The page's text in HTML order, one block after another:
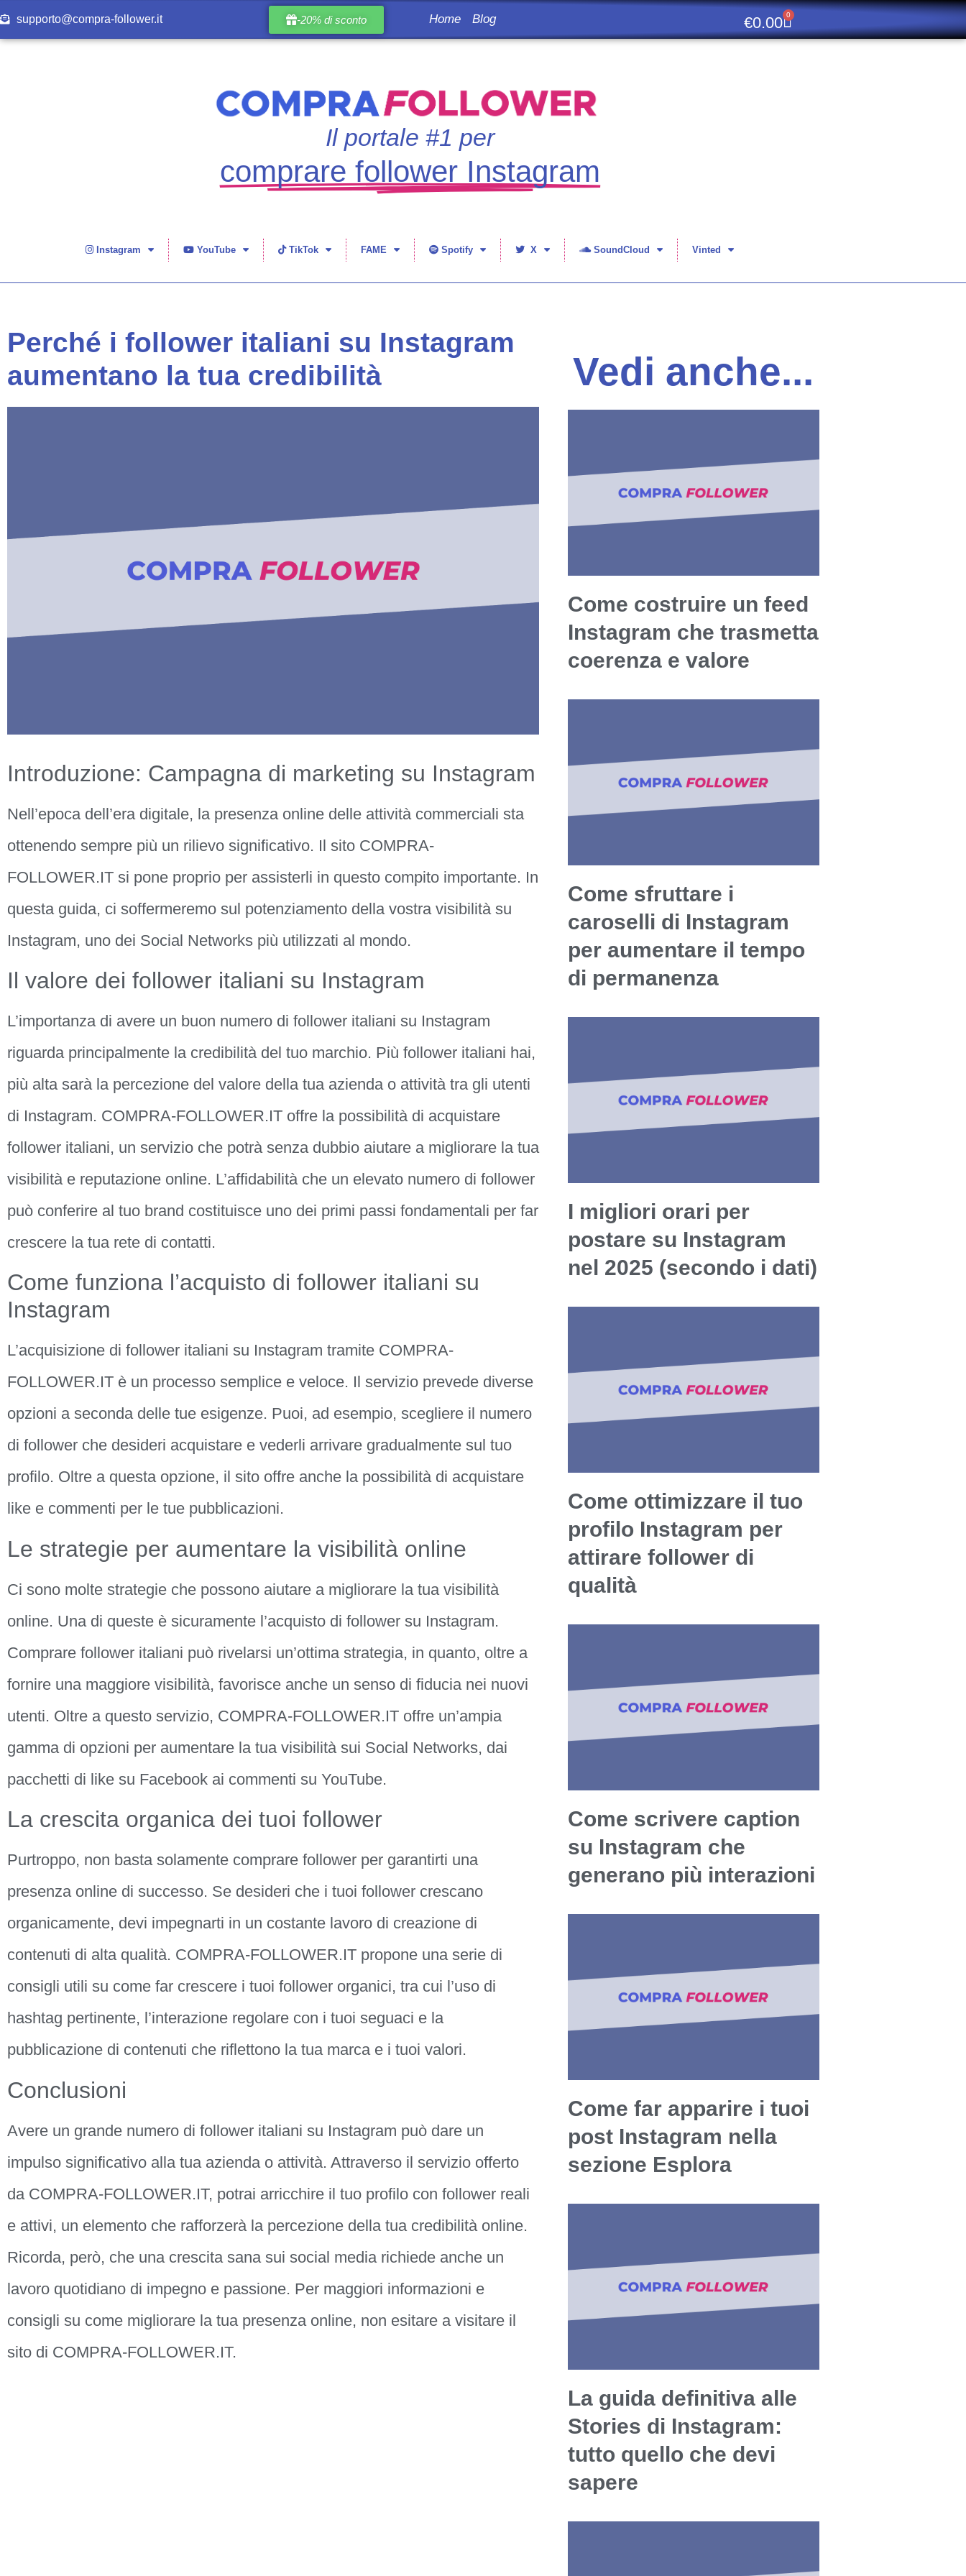
supporto@compra-follower.it -20% di sconto Home Blog €0.00 0
Il portale #1 per
comprare follower Instagram
Instagram YouTube TikTok FAME Spotify X SoundCloud Vinted
Perché i follower italiani su Instagram
aumentano la tua credibilità
Introduzione: Campagna di marketing su Instagram
Nell’epoca dell’era digitale, la presenza online delle attività commerciali sta
ottenendo sempre più un rilievo significativo. Il sito COMPRA-
FOLLOWER.IT si pone proprio per assisterli in questo compito importante. In
questa guida, ci soffermeremo sul potenziamento della vostra visibilità su
Instagram, uno dei Social Networks più utilizzati al mondo.
Il valore dei follower italiani su Instagram
L’importanza di avere un buon numero di follower italiani su Instagram
riguarda principalmente la credibilità del tuo marchio. Più follower italiani hai,
più alta sarà la percezione del valore della tua azienda o attività tra gli utenti
di Instagram. COMPRA-FOLLOWER.IT offre la possibilità di acquistare
follower italiani, un servizio che potrà senza dubbio aiutare a migliorare la tua
visibilità e reputazione online. L’affidabilità che un elevato numero di follower
può conferire al tuo brand costituisce uno dei primi passi fondamentali per far
crescere la tua rete di contatti.
Come funziona l’acquisto di follower italiani su
Instagram
L’acquisizione di follower italiani su Instagram tramite COMPRA-
FOLLOWER.IT è un processo semplice e veloce. Il servizio prevede diverse
opzioni a seconda delle tue esigenze. Puoi, ad esempio, scegliere il numero
di follower che desideri acquistare e vederli arrivare gradualmente sul tuo
profilo. Oltre a questa opzione, il sito offre anche la possibilità di acquistare
like e commenti per le tue pubblicazioni.
Le strategie per aumentare la visibilità online
Ci sono molte strategie che possono aiutare a migliorare la tua visibilità
online. Una di queste è sicuramente l’acquisto di follower su Instagram.
Comprare follower italiani può rivelarsi un’ottima strategia, in quanto, oltre a
fornire una maggiore visibilità, favorisce anche un senso di fiducia nei nuovi
utenti. Oltre a questo servizio, COMPRA-FOLLOWER.IT offre un’ampia
gamma di opzioni per aumentare la tua visibilità sui Social Networks, dai
pacchetti di like su Facebook ai commenti su YouTube.
La crescita organica dei tuoi follower
Purtroppo, non basta solamente comprare follower per garantirti una
presenza online di successo. Se desideri che i tuoi follower crescano
organicamente, devi impegnarti in un costante lavoro di creazione di
contenuti di alta qualità. COMPRA-FOLLOWER.IT propone una serie di
consigli utili su come far crescere i tuoi follower organici, tra cui l’uso di
hashtag pertinente, l’interazione regolare con i tuoi seguaci e la
pubblicazione di contenuti che riflettono la tua marca e i tuoi valori.
Conclusioni
Avere un grande numero di follower italiani su Instagram può dare un
impulso significativo alla tua azienda o attività. Attraverso il servizio offerto
da COMPRA-FOLLOWER.IT, potrai arricchire il tuo profilo con follower reali
e attivi, un elemento che rafforzerà la percezione della tua credibilità online.
Ricorda, però, che una crescita sana sui social media richiede anche un
lavoro quotidiano di impegno e passione. Per maggiori informazioni e
consigli su come migliorare la tua presenza online, non esitare a visitare il
sito di COMPRA-FOLLOWER.IT.
Vedi anche...
Come costruire un feed
Instagram che trasmetta
coerenza e valore
Come sfruttare i
caroselli di Instagram
per aumentare il tempo
di permanenza
I migliori orari per
postare su Instagram
nel 2025 (secondo i dati)
Come ottimizzare il tuo
profilo Instagram per
attirare follower di
qualità
Come scrivere caption
su Instagram che
generano più interazioni
Come far apparire i tuoi
post Instagram nella
sezione Esplora
La guida definitiva alle
Stories di Instagram:
tutto quello che devi
sapere